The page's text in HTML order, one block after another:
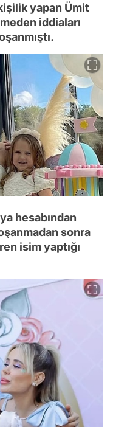
yapan Ümit
iddiaları
hesabından
sonra
isim yaptığı